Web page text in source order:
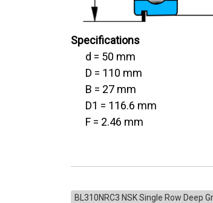
Specifications
d = 50 mm
D = 110 mm
B = 27 mm
D1 = 116.6 mm
F = 2.46 mm
BL310NRC3 NSK Single Row Deep